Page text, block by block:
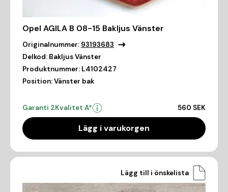
Opel AGILA B 08-15 Bakljus Vänster
Originalnummer: 93193683
Delkod: Bakljus Vänster
Produktnummer: L4102427
Position:Vänster bak
Garanti 2Kvalitet A* 560 SEK
Lägg i varukorgen
Lägg till i önskelista